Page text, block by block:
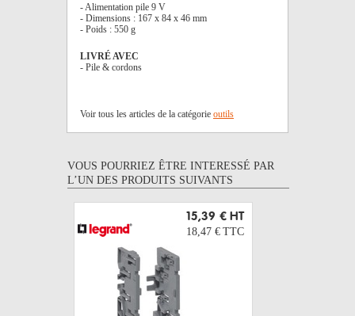
- Alimentation pile 9 V
- Dimensions : 167 x 84 x 46 mm
- Poids : 550 g
LIVRÉ AVEC
- Pile & cordons
Voir tous les articles de la catégorie outils
VOUS POURRIEZ ÊTRE INTERESSÉ PAR
L’UN DES PRODUITS SUIVANTS
15,39 € HT
18,47 € TTC